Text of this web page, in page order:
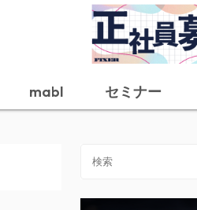
mabl セミナー